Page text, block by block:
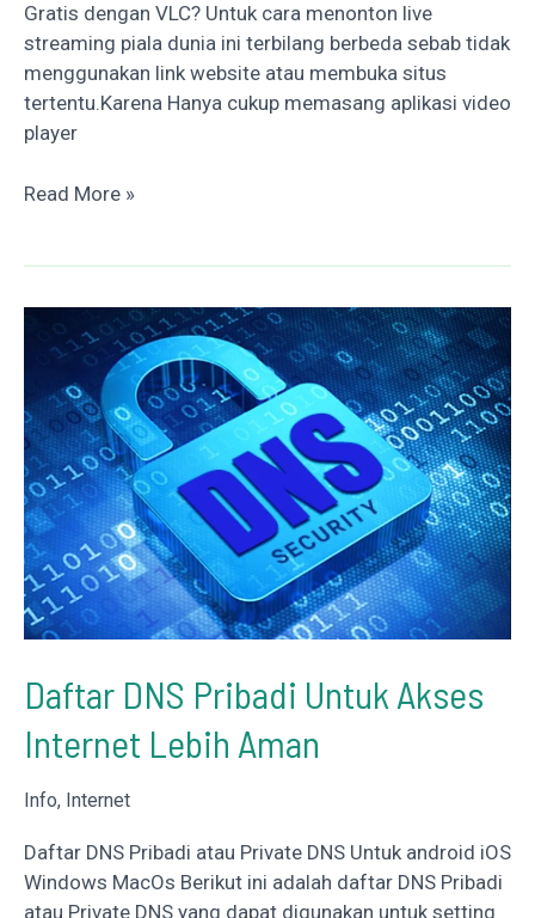
Gratis dengan VLC? Untuk cara menonton live
streaming piala dunia ini terbilang berbeda sebab tidak
menggunakan link website atau membuka situs
tertentu.Karena Hanya cukup memasang aplikasi video
player
Streaming
dengan
VLC
PC
dan
TV
Read More »
Daftar DNS Pribadi Untuk Akses
Internet Lebih Aman
Info, Internet
Daftar DNS Pribadi atau Private DNS Untuk android iOS
Windows MacOs Berikut ini adalah daftar DNS Pribadi
atau Private DNS yang dapat digunakan untuk setting